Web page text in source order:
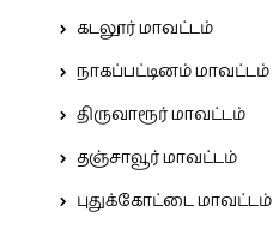
கடலூர் மாவட்டம்
நாகப்பட்டினம் மாவட்டம்
திருவாரூர் மாவட்டம்
தஞ்சாவூர் மாவட்டம்
புதுக்கோட்டை மாவட்டம்